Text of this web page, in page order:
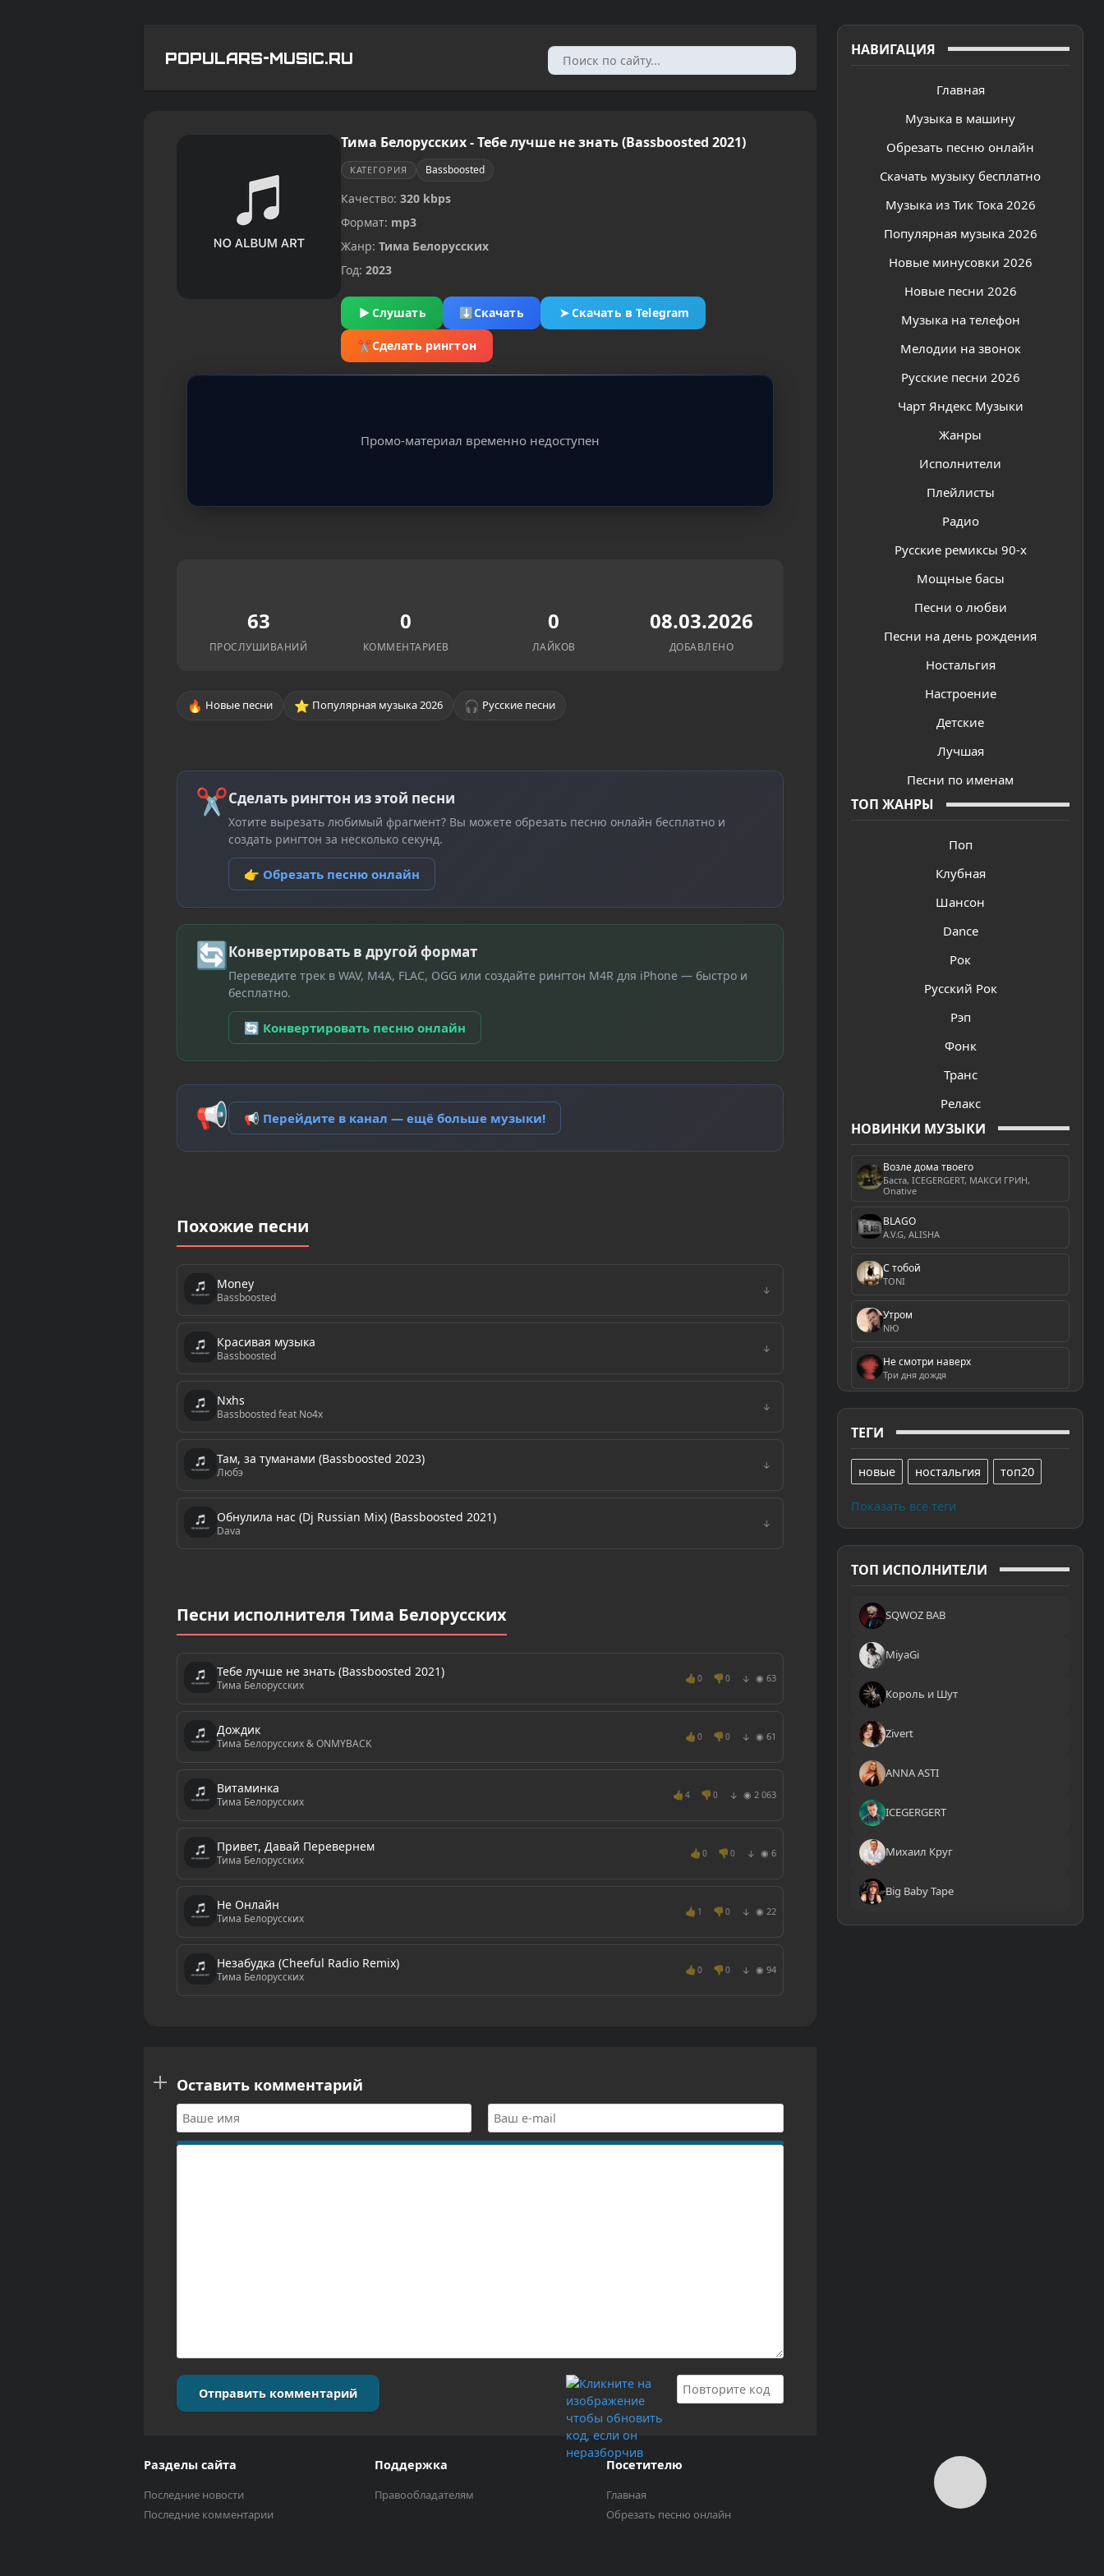
POPULARS-MUSIC.RU НАВИГАЦИЯ
Главная
Музыка в машину
Обрезать песню онлайн
Скачать музыку бесплатно
Музыка из Тик Тока 2026
Популярная музыка 2026
Новые минусовки 2026
Новые песни 2026
Музыка на телефон
Мелодии на звонок
Русские песни 2026
Чарт Яндекс Музыки
Жанры
Исполнители
Плейлисты
Радио
Русские ремиксы 90-х
Мощные басы
Песни о любви
Песни на день рождения
Ностальгия
Настроение
Детские
Лучшая
Песни по именам
ТОП ЖАНРЫ
Поп
Клубная
Шансон
Dance
Рок
Русский Рок
Рэп
Фонк
Транс
Релакс
НОВИНКИ МУЗЫКИ
Возле дома твоего
Баста, ICEGERGERT, МАКСИ ГРИН,
Onative
BLAGO
A.V.G, ALISHA
С тобой
TONI
Утром
NЮ
Не смотри наверх
Три дня дождя
ТЕГИ
новые ностальгия топ20
Показать все теги
ТОП ИСПОЛНИТЕЛИ
SQWOZ BAB
MiyaGi
Король и Шут
Zivert
ANNA ASTI
ICEGERGERT
Михаил Круг
Big Baby Tape
Тима Белорусских - Тебе лучше не знать (Bassboosted 2021)
КАТЕГОРИЯ Bassboosted
Качество: 320 kbps
Формат: mp3
Жанр: Тима Белорусских
Год: 2023
▶ Слушать ⬇Скачать ➤Скачать в Telegram
✂Сделать рингтон
Промо-материал временно недоступен
63
ПРОСЛУШИВАНИЙ
0
КОММЕНТАРИЕВ
0
ЛАЙКОВ
08.03.2026
ДОБАВЛЕНО
🔥 Новые песни ⭐ Популярная музыка 2026 🎧 Русские песни
✂Сделать рингтон из этой песни
Хотите вырезать любимый фрагмент? Вы можете обрезать песню онлайн бесплатно и
создать рингтон за несколько секунд.
👉 Обрезать песню онлайн
🔄Конвертировать в другой формат
Переведите трек в WAV, M4A, FLAC, OGG или создайте рингтон M4R для iPhone — быстро и
бесплатно.
🔄 Конвертировать песню онлайн
📢 📢 Перейдите в канал — ещё больше музыки!
Похожие песни
Money
Bassboosted ↓
Красивая музыка
Bassboosted ↓
Nxhs
Bassboosted feat No4x ↓
Там, за туманами (Bassboosted 2023)
Любэ ↓
Обнулила нас (Dj Russian Mix) (Bassboosted 2021)
Dava ↓
Песни исполнителя Тима Белорусских
Тебе лучше не знать (Bassboosted 2021)
Тима Белорусских
👍 0 👎 0 ↓ ◉ 63
Дождик
Тима Белорусских & ONMYBACK
👍 0 👎 0 ↓ ◉ 61
Витаминка
Тима Белорусских
👍 4 👎 0 ↓ ◉ 2 063
Привет, Давай Перевернем
Тима Белорусских
👍 0 👎 0 ↓ ◉ 6
Не Онлайн
Тима Белорусских
👍 1 👎 0 ↓ ◉ 22
Незабудка (Cheeful Radio Remix)
Тима Белорусских
👍 0 👎 0 ↓ ◉ 94
Оставить комментарий
Отправить комментарий
Разделы сайта
Последние новости
Последние комментарии
Поддержка
Правообладателям
Посетителю
Главная
Обрезать песню онлайн